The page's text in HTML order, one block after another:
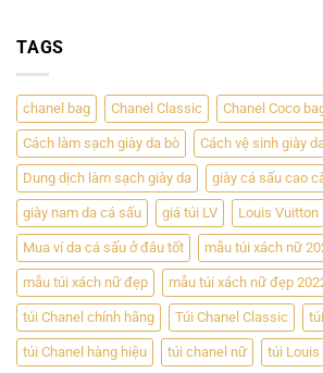
Cho
Đấng
Mày
Râu
–
Lựa
chọn
hoàn
hảo
cho
người
đàn
ông
hiện
đại
TAGS
chanel bag Chanel Classic Chanel Coco
Cách làm sạch giày da bò Cách vệ sinh giày
Dung dịch làm sạch giày da giày cá sấu cao
giày nam da cá sấu giá túi LV Louis Vuitton
Mua ví da cá sấu ở đâu tốt mẫu túi xách nữ
mẫu túi xách nữ đẹp mẫu túi xách nữ đẹp
túi Chanel chính hãng Túi Chanel Classic
túi Chanel hàng hiệu túi chanel nữ túi Louis